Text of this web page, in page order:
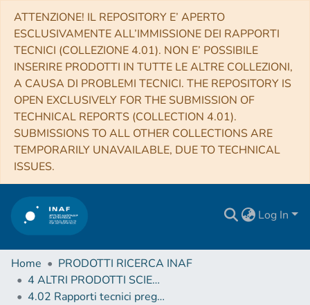
ATTENZIONE! IL REPOSITORY E’ APERTO
ESCLUSIVAMENTE ALL’IMMISSIONE DEI RAPPORTI
TECNICI (COLLEZIONE 4.01). NON E’ POSSIBILE
INSERIRE PRODOTTI IN TUTTE LE ALTRE COLLEZIONI,
A CAUSA DI PROBLEMI TECNICI. THE REPOSITORY IS
OPEN EXCLUSIVELY FOR THE SUBMISSION OF
TECHNICAL REPORTS (COLLECTION 4.01).
SUBMISSIONS TO ALL OTHER COLLECTIONS ARE
TEMPORARILY UNAVAILABLE, DUE TO TECHNICAL
ISSUES.
Log In
Home
PRODOTTI RICERCA INAF
4 ALTRI PRODOTTI SCIENTIFICI (Other scientific products)
4.02 Rapporti tecnici pregressi